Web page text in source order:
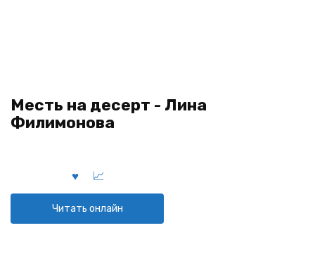
Месть на десерт - Лина
Филимонова
Читать онлайн